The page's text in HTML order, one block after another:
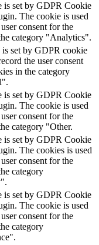
is set by GDPR Cookie
The cookie is used
consent for the
category "Analytics".
set by GDPR cookie
the user consent
in the category
is set by GDPR Cookie
The cookie is used
consent for the
category "Other.
is set by GDPR Cookie
The cookies is used
consent for the
category
is set by GDPR Cookie
The cookie is used
consent for the
category